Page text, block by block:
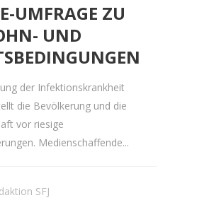
UMFRAGE ZU
UND
der Infektionskrankheit
die Bevölkerung und die
vor riesige
Medienschaffende...
SFJ